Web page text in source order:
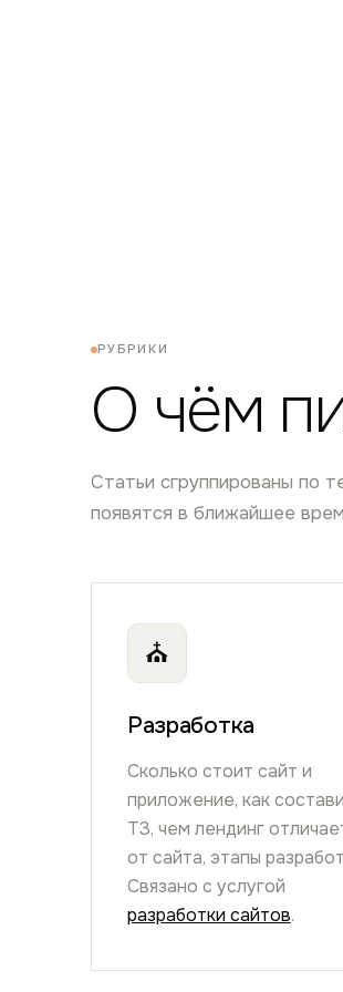
РУБРИКИ
О чём
Статьи сгруппированы по
появятся в ближайшее
⛪
Разработка
Сколько стоит сайт и
приложение, как
ТЗ, чем лендинг
от сайта, этапы
Связано с услугой
разработки сайтов.